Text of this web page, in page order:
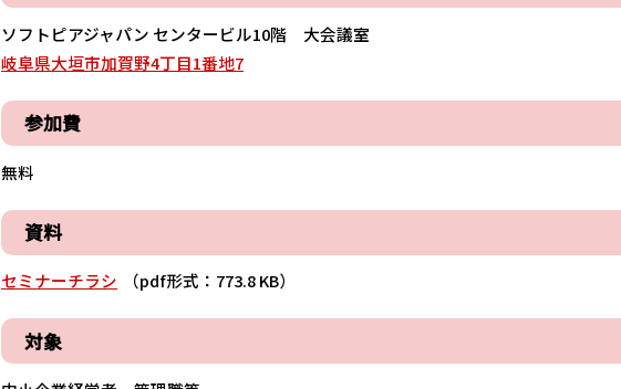
ソフトピアジャパン センタービル10階 大会議室
岐阜県大垣市加賀野4丁目1番地7
参加費
無料
資料
セミナーチラシ （pdf形式：773.8 KB）
対象